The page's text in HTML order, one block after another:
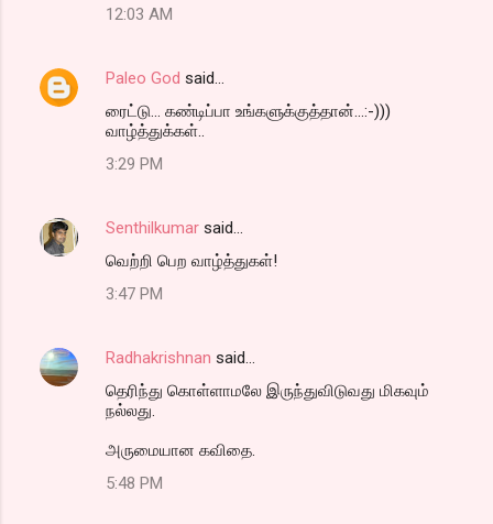
12:03 AM
Paleo God said…
ரைட்டு... கண்டிப்பா உங்களுக்குத்தான்...:-)))
வாழ்த்துக்கள்..
3:29 PM
Senthilkumar said…
வெற்றி பெற வாழ்த்துகள்!
3:47 PM
Radhakrishnan said…
தெரிந்து கொள்ளாமலே இருந்துவிடுவது மிகவும்
நல்லது.
அருமையான கவிதை.
5:48 PM